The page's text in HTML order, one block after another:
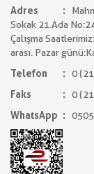
Adres
Sokak 21.Ada
Çalışma
arası. Pazar
Telefon
0
Faks
0
WhatsApp